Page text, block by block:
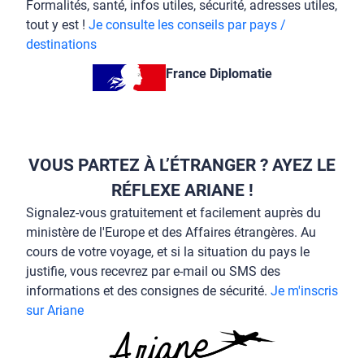
Formalités, santé, infos utiles, sécurité, adresses utiles,
tout y est ! Je consulte les conseils par pays /
destinations
France Diplomatie
VOUS PARTEZ À L’ÉTRANGER ? AYEZ LE
RÉFLEXE ARIANE !
Signalez-vous gratuitement et facilement auprès du
ministère de l'Europe et des Affaires étrangères. Au
cours de votre voyage, et si la situation du pays le
justifie, vous recevrez par e-mail ou SMS des
informations et des consignes de sécurité. Je m'inscris
sur Ariane